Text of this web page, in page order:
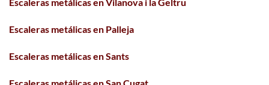
Escaleras metálicas en Palleja
Escaleras metálicas en Sants